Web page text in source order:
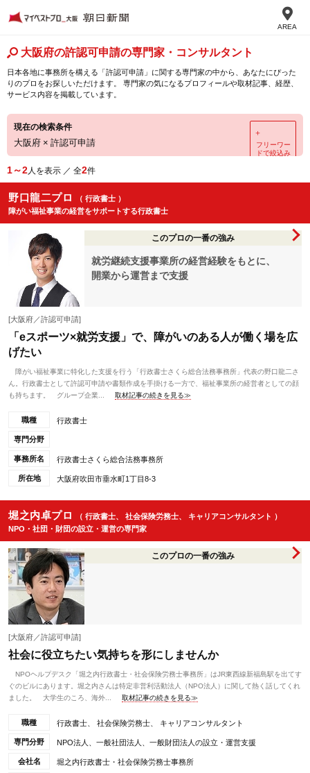
AREA
大阪府の許認可申請の専門家・コンサルタント
日本各地に事務所を構える「許認可申請」に関する専門家の中から、あなたにぴった
りのプロをお探しいただけます。 専門家の気になるプロフィールや取材記事、経歴、
サービス内容を掲載しています。
現在の検索条件
大阪府 × 許認可申請
＋
フリーワー
ドで絞込み
1～2人を表示 ／ 全2件
野口龍二プロ
（ 行政書士 ）
障がい福祉事業の経営をサポートする行政書士
このプロの一番の強み
就労継続支援事業所の経営経験をもとに、
開業から運営まで支援
[大阪府／許認可申請]
「eスポーツ×就労支援」で、障がいのある人が働く場を広
げたい
障がい福祉事業に特化した支援を行う「行政書士さくら総合法務事務所」代表の野口龍二さ
ん。行政書士として許認可申請や書類作成を手掛ける一方で、福祉事業所の経営者としての顔
も持ちます。 グループ企業...
取材記事の続きを見る≫
職種 行政書士
専門分野
事務所名 行政書士さくら総合法務事務所
所在地 大阪府吹田市垂水町1丁目8-3
堀之内卓プロ
（ 行政書士、 社会保険労務士、 キャリアコンサルタント ）
NPO・社団・財団の設立・運営の専門家
このプロの一番の強み
[大阪府／許認可申請]
社会に役立ちたい気持ちを形にしませんか
NPOヘルプデスク「堀之内行政書士・社会保険労務士事務所」はJR東西線新福島駅を出てす
ぐのビルにあります。堀之内さんは特定非営利活動法人（NPO法人）に関して熱く話してくれ
ました。 大学生のころ、海外...
取材記事の続きを見る≫
職種 行政書士、 社会保険労務士、 キャリアコンサルタント
専門分野 NPO法人、一般社団法人、一般財団法人の設立・運営支援
会社名 堀之内行政書士・社会保険労務士事務所